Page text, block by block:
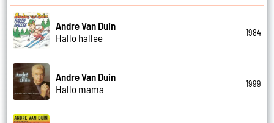
Andre Van Duin
Hallo hallee
1984
Andre Van Duin
Hallo mama
1999